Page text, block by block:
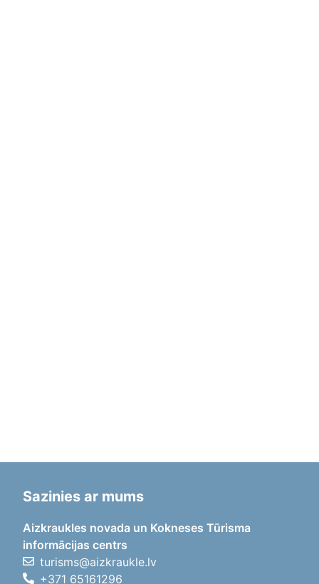
Sazinies ar mums
Aizkraukles novada un Kokneses Tūrisma
informācijas centrs
turisms@aizkraukle.lv
+371 65161296